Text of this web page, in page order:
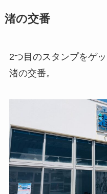
渚の交番
2つ目のスタンプをゲ
渚の交番。